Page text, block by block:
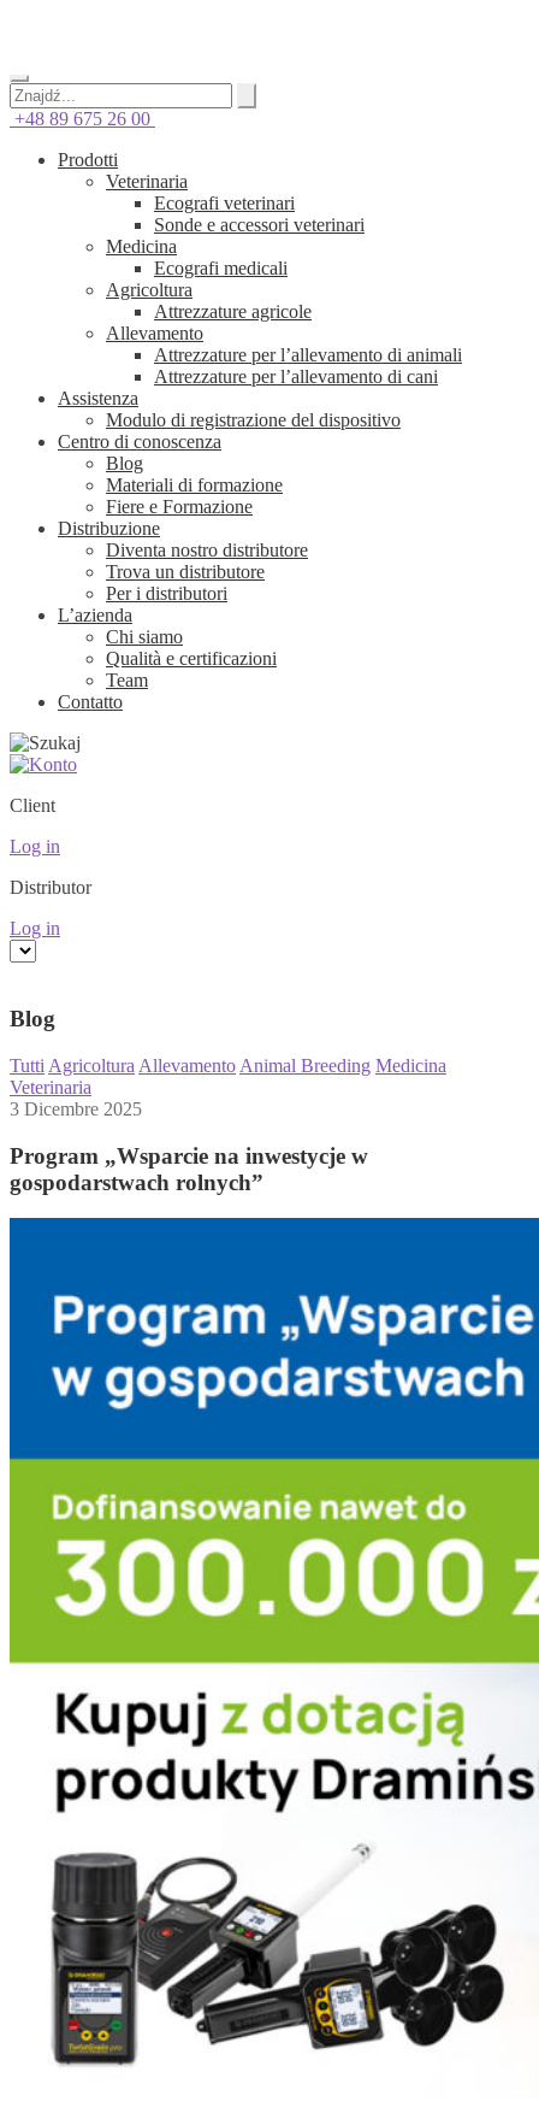
+48 89 675 26 00
Prodotti
Veterinaria
Ecografi veterinari
Sonde e accessori veterinari
Medicina
Ecografi medicali
Agricoltura
Attrezzature agricole
Allevamento
Attrezzature per l’allevamento di animali
Attrezzature per l’allevamento di cani
Assistenza
Modulo di registrazione del dispositivo
Centro di conoscenza
Blog
Materiali di formazione
Fiere e Formazione
Distribuzione
Diventa nostro distributore
Trova un distributore
Per i distributori
L’azienda
Chi siamo
Qualità e certificazioni
Team
Contatto
Client
Log in
Distributor
Log in
Blog
Tutti Agricoltura Allevamento Animal Breeding Medicina
Veterinaria
3 Dicembre 2025
Program „Wsparcie na inwestycje w
gospodarstwach rolnych”